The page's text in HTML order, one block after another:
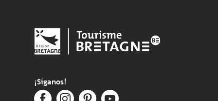
¡Síganos!